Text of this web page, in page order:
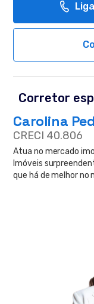
Corretor
Carolina
CRECI 40.806
Atua no mercado
Imóveis
que há de melhor no